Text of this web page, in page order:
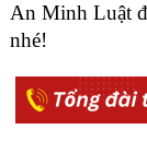
An Minh Luật
nhé!